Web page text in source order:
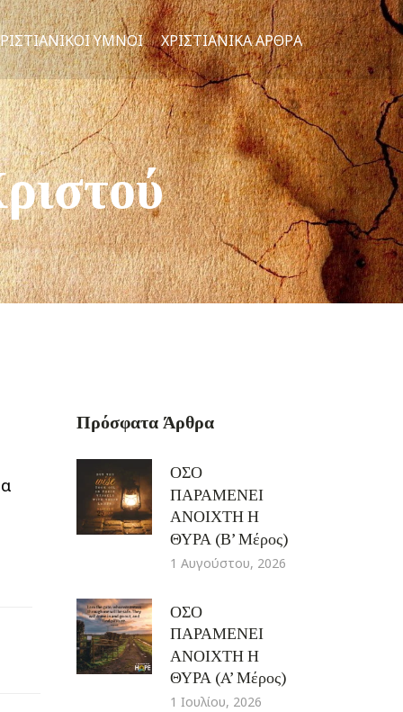
ΎΜΝΟΙ ΧΡΙΣΤΙΑΝΙΚΆ ΆΡΘΡΑ
Πρόσφατα Άρθρα
ΟΣΟ
ΠΑΡΑΜΕΝΕΙ
ΑΝΟΙΧΤΗ Η
ΘΥΡΑ (Β’ Μέρος)
1 Αυγούστου, 2026
ΟΣΟ
ΠΑΡΑΜΕΝΕΙ
ΑΝΟΙΧΤΗ Η
ΘΥΡΑ (A’ Μέρος)
1 Ιουλίου, 2026